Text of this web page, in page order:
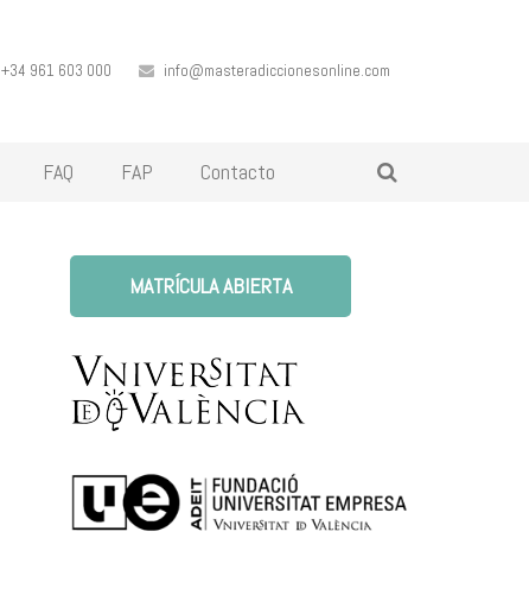
+34 961 603 000 info@masteradiccionesonline.com
FAQ FAP Contacto
MATRÍCULA ABIERTA